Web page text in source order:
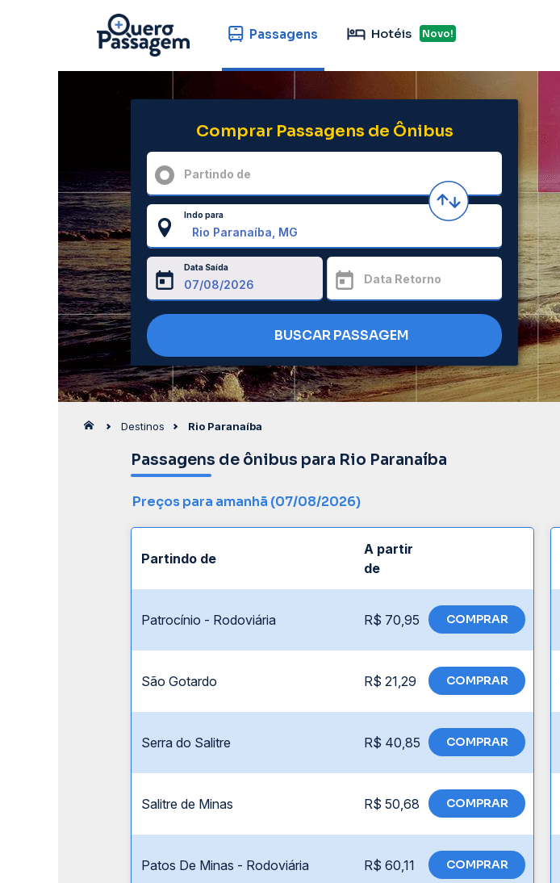
Passagens Hotéis Novo!
Comprar Passagens de Ônibus
Partindo de
Indo para
Data Saída
Data Retorno
BUSCAR PASSAGEM
Destinos Rio Paranaíba
Passagens de ônibus para Rio Paranaíba
Preços para amanhã (07/08/2026)
Partindo de
A partir
de
Patrocínio - Rodoviária R$ 70,95 COMPRAR
São Gotardo R$ 21,29 COMPRAR
Serra do Salitre R$ 40,85 COMPRAR
Salitre de Minas R$ 50,68 COMPRAR
Patos De Minas - Rodoviária R$ 60,11 COMPRAR